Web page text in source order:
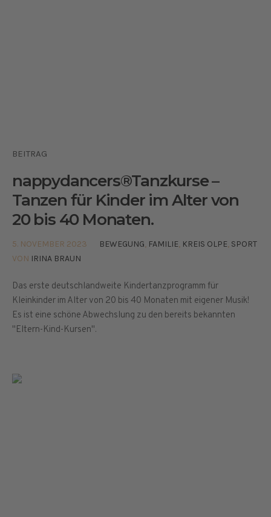
BEITRAG
nappydancers®Tanzkurse –
Tanzen für Kinder im Alter von
20 bis 40 Monaten.
5. NOVEMBER 2023 BEWEGUNG, FAMILIE, KREIS OLPE, SPORT
VON IRINA BRAUN
Das erste deutschlandweite Kindertanzprogramm für
Kleinkinder im Alter von 20 bis 40 Monaten mit eigener Musik!
Es ist eine schöne Abwechslung zu den bereits bekannten
"Eltern-Kind-Kursen".